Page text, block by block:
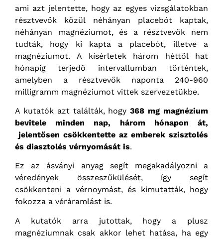
ami azt jelentette, hogy az egyes vizsgálatokban
résztvevők közül néhányan placebót kaptak,
néhányan magnéziumot, és a résztvevők nem
tudták, hogy ki kapta a placebót, illetve a
magnéziumot. A kísérletek három héttől hat
hónapig terjedő intervallumban történtek,
amelyben a résztvevők naponta 240-960
milligramm magnéziumot vittek szervezetükbe.
A kutatók azt találták, hogy368 mg magnézium
bevitele minden nap, három hónapon át,
jelentősen csökkentette az emberek szisztolés
és diasztolés vérnyomását is.
Ez az ásványi anyag segít megakadályozni a
véredények összeszűkülését, így segít
csökkenteni a vérnoymást, és kimutatták, hogy
fokozza a véráramlást is.
A kutatók arra jutottak, hogy a plusz
magnéziumnak csak akkor lehet hatása, ha egy